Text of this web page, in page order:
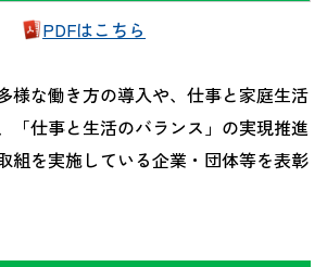
PDFはこちら
様な働き方の導入や、仕事と家庭生活
「仕事と生活のバランス」の実現推進
組を実施している企業・団体等を表彰